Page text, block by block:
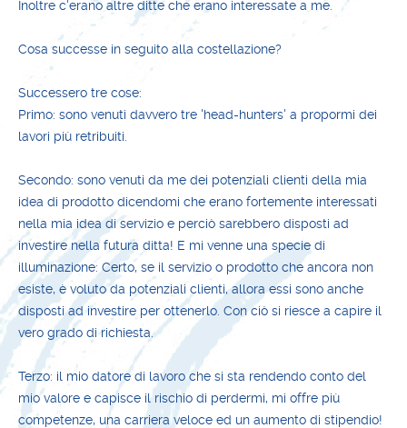
Inoltre c'erano altre ditte che erano interessate a me.
Cosa successe in seguito alla costellazione?
Successero tre cose:
Primo: sono venuti davvero tre 'head-hunters' a propormi dei
lavori più retribuiti.
Secondo: sono venuti da me dei potenziali clienti della mia
idea di prodotto dicendomi che erano fortemente interessati
nella mia idea di servizio e perciò sarebbero disposti ad
investire nella futura ditta! E mi venne una specie di
illuminazione: Certo, se il servizio o prodotto che ancora non
esiste, è voluto da potenziali clienti, allora essi sono anche
disposti ad investire per ottenerlo. Con ciò si riesce a capire il
vero grado di richiesta.
Terzo: il mio datore di lavoro che si sta rendendo conto del
mio valore e capisce il rischio di perdermi, mi offre più
competenze, una carriera veloce ed un aumento di stipendio!